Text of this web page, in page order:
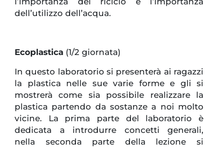
dell’utilizzo dell’acqua.
Ecoplastica (1/2 giornata)
In questo laboratorio si presenterà ai ragazzi
la plastica nelle sue varie forme e gli si
mostrerà come sia possibile realizzare la
plastica partendo da sostanze a noi molto
vicine. La prima parte del laboratorio è
dedicata a introdurre concetti generali,
nella seconda parte della lezione si